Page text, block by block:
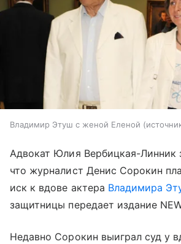
Владимир Этуш с женой Еленой
Адвокат Юлия Вербицкая-Линник
что журналист Денис Сорокин
иск к вдове актера Владимира
защитницы передает издание
Недавно Сорокин выиграл суд у